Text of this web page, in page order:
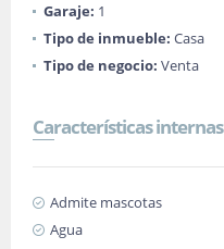
Garaje: 1
Tipo de inmueble: Casa
Tipo de negocio: Venta
Características internas
Admite mascotas
Agua